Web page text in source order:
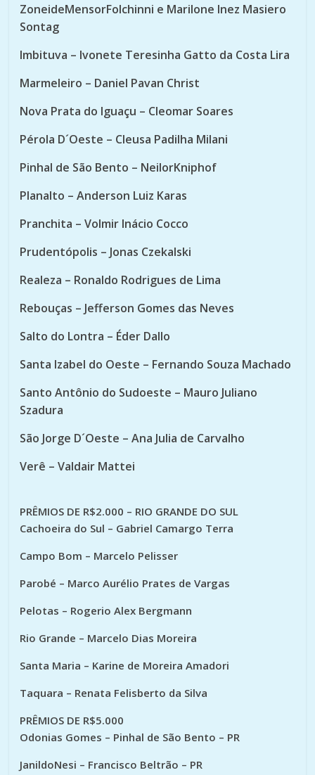
ZoneideMensorFolchinni e Marilone Inez Masiero
Sontag
Imbituva – Ivonete Teresinha Gatto da Costa Lira
Marmeleiro – Daniel Pavan Christ
Nova Prata do Iguaçu – Cleomar Soares
Pérola D´Oeste – Cleusa Padilha Milani
Pinhal de São Bento – NeilorKniphof
Planalto – Anderson Luiz Karas
Pranchita – Volmir Inácio Cocco
Prudentópolis – Jonas Czekalski
Realeza – Ronaldo Rodrigues de Lima
Rebouças – Jefferson Gomes das Neves
Salto do Lontra – Éder Dallo
Santa Izabel do Oeste – Fernando Souza Machado
Santo Antônio do Sudoeste – Mauro Juliano
Szadura
São Jorge D´Oeste – Ana Julia de Carvalho
Verê – Valdair Mattei
PRÊMIOS DE R$2.000 – RIO GRANDE DO SUL
Cachoeira do Sul – Gabriel Camargo Terra
Campo Bom – Marcelo Pelisser
Parobé – Marco Aurélio Prates de Vargas
Pelotas – Rogerio Alex Bergmann
Rio Grande – Marcelo Dias Moreira
Santa Maria – Karine de Moreira Amadori
Taquara – Renata Felisberto da Silva
PRÊMIOS DE R$5.000
Odonias Gomes – Pinhal de São Bento – PR
JanildoNesi – Francisco Beltrão – PR